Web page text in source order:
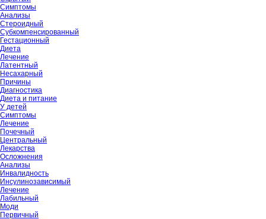
Симптомы
Анализы
Стероидный
Субкомпенсированный
Гестационный
Диета
Лечение
Латентный
Несахарный
Причины
Диагностика
Диета и питание
У детей
Симптомы
Лечение
Почечный
Центральный
Лекарства
Осложнения
Анализы
Инвалидность
Инсулинозависимый
Лечение
Лабильный
Моди
Первичный